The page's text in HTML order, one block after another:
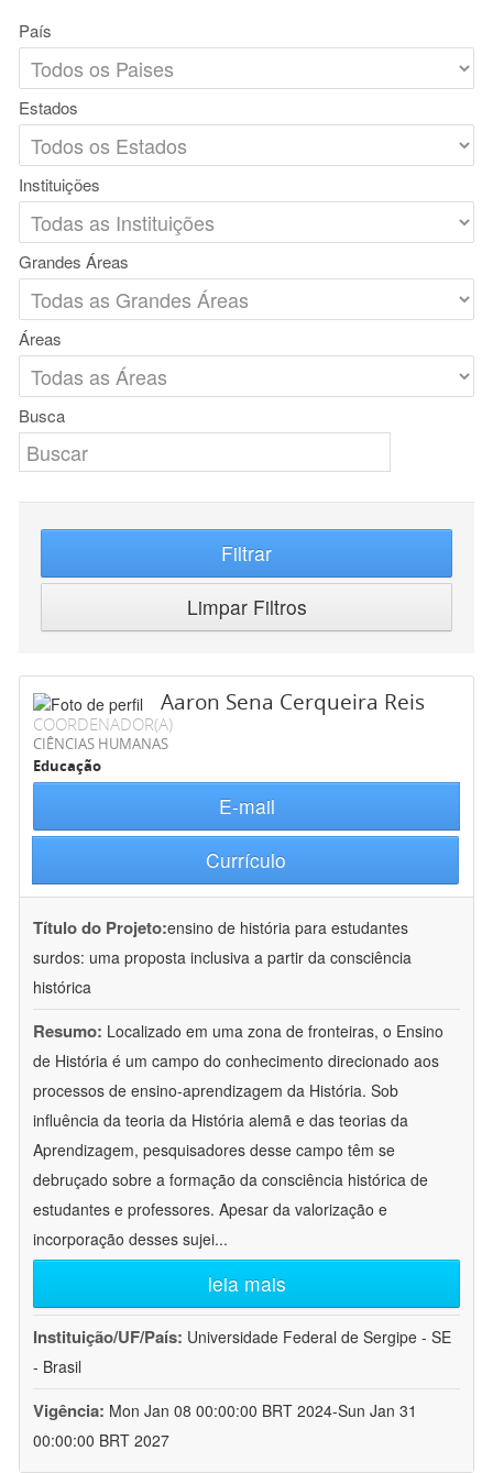
País
Estados
Instituições
Grandes Áreas
Áreas
Busca
Filtrar
Limpar Filtros
Aaron Sena Cerqueira Reis
COORDENADOR(A)
CIÊNCIAS HUMANAS
Educação
E-mail
Currículo
Título do Projeto:ensino de história para estudantes
surdos: uma proposta inclusiva a partir da consciência
histórica
Resumo: Localizado em uma zona de fronteiras, o Ensino
de História é um campo do conhecimento direcionado aos
processos de ensino-aprendizagem da História. Sob
influência da teoria da História alemã e das teorias da
Aprendizagem, pesquisadores desse campo têm se
debruçado sobre a formação da consciência histórica de
estudantes e professores. Apesar da valorização e
incorporação desses sujei...
leia mais
Instituição/UF/País: Universidade Federal de Sergipe - SE
- Brasil
Vigência: Mon Jan 08 00:00:00 BRT 2024-Sun Jan 31
00:00:00 BRT 2027